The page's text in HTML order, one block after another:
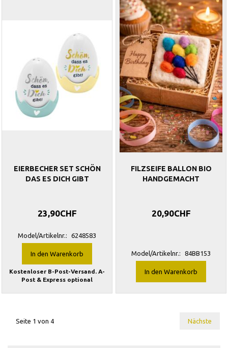
EIERBECHER SET SCHÖN
DAS ES DICH GIBT
23,90CHF
Model/Artikelnr.: 6248583
In den Warenkorb
Kostenloser B-Post-Versand. A-
Post & Express optional
FILZSEIFE BALLON BIO
HANDGEMACHT
20,90CHF
Model/Artikelnr.: 84BB153
In den Warenkorb
Seite 1 von 4 Nächste